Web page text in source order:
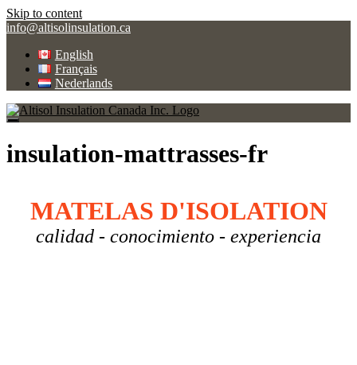
Skip to content
info@altisolinsulation.ca
English
Français
Nederlands
insulation-mattrasses-fr
MATELAS D'ISOLATION
calidad - conocimiento - experiencia